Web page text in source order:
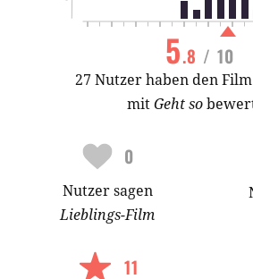
5.8 / 10
27 Nutzer haben den
mitGeht so
0
Nutzersagen
Lieblings-Film
11